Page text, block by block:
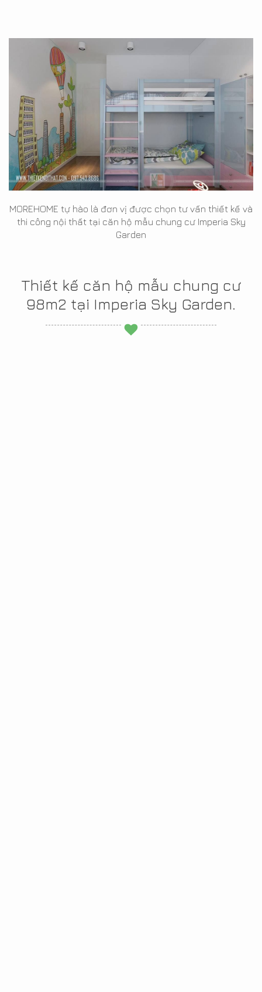
MOREHOME tự hào là đơn vị được chọn tư vấn thiết kế và
thi công nội thất tại căn hộ mẫu chung cư Imperia Sky
Garden
Thiết kế căn hộ mẫu chung cư
98m2 tại Imperia Sky Garden.